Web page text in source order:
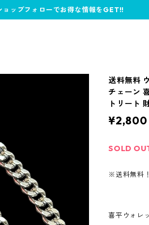
ョップフォローでお得な情報をGET!!
送料無料
チェーン
トリート
¥2,800
SOLD
※送料無料
喜平ウォレ